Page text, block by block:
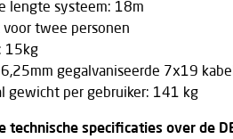
lengte systeem: 18m
voor twee personen
15kg
gegalvaniseerde 7x19 kabel
gewicht per gebruiker: 141 kg
technische specificaties over de